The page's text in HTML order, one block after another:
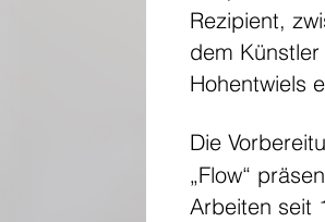
Rezipient,
dem
Hohentwiels
Die
„Flow“
Arbeiten seit